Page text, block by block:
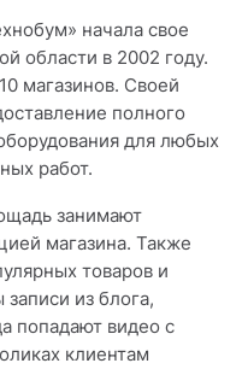
начала свое
области в 2002 году.
магазинов. Своей
полного
для любых
работ.
занимают
магазина. Также
товаров и
из блога,
попадают видео с
клиентам